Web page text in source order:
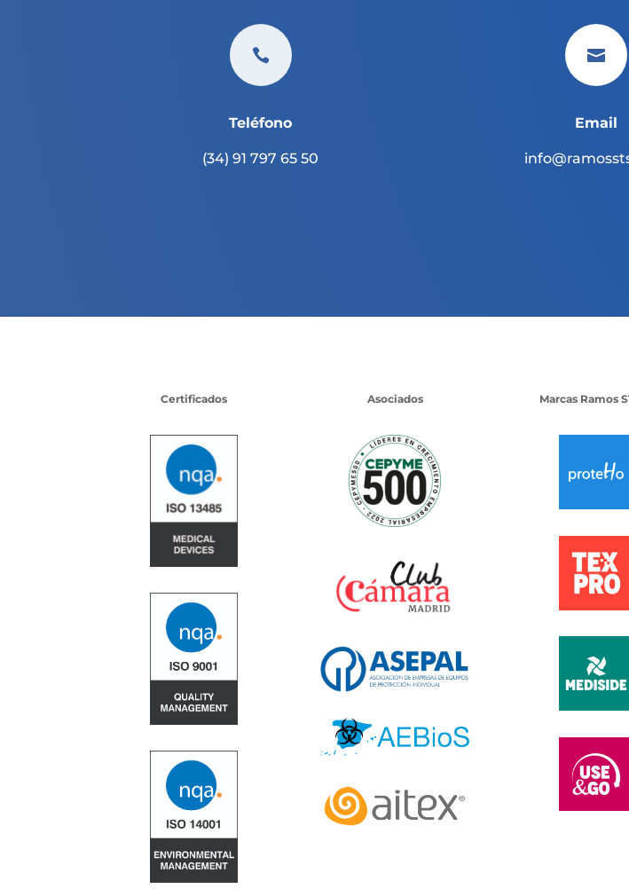

Teléfono
(34) 91 797 65 50

Email
Certificados Asociados Marcas Ramos